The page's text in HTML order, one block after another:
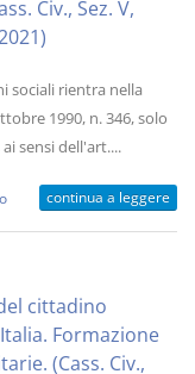
Civ., Sez. V,
sociali rientra nella
1990, n. 346, solo
sensi dell'art....
continua a leggere
cittadino
Formazione
(Cass. Civ.,